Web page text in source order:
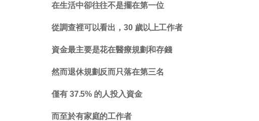
在生活中卻往往不是擺在第一位
從調查裡可以看出，30 歲以上工作者
資金最主要是花在醫療規劃和存錢
然而退休規劃反而只落在第三名
僅有 37.5% 的人投入資金
而至於有家庭的工作者